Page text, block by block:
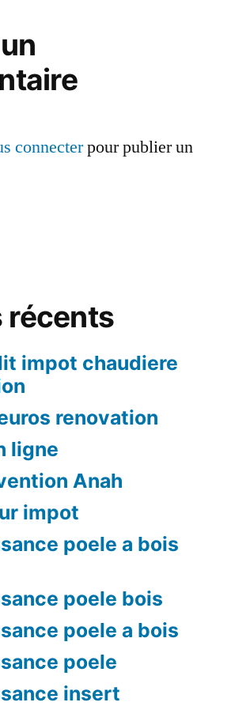
connecterpour publier un
impot chaudiere
renovation
ligne
Anah
impot
poele a bois
poele bois
poele a bois
poele
insert